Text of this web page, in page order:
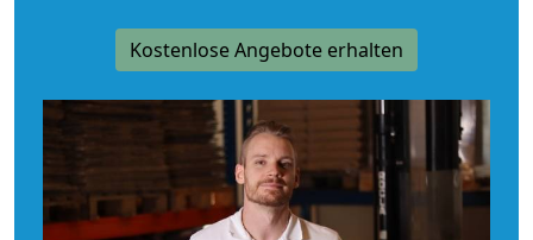
Kostenlose Angebote erhalten